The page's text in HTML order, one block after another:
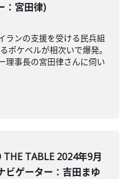
：宮田律)
ランの支援を受ける民兵組
ポケベルが相次いで爆発。
理事長の宮田律さんに伺い
THE TABLE 2024年9月
ビゲーター：吉田まゆ